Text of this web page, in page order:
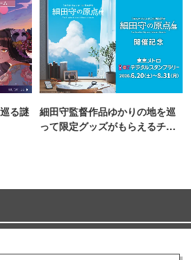
る謎
細田守監督作品ゆかりの地を巡
って限定グッズがもらえるチャ